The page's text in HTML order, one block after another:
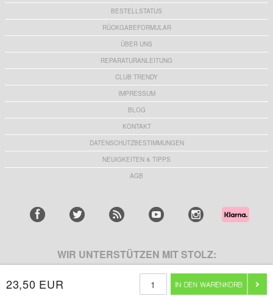
23,50 EUR
BESTELLSTATUS
RÜCKGABEFORMULAR
ÜBER UNS
REPARATURANLEITUNG
CLUB TRENDY
IMPRESSUM
BLOG
KONTAKT
DATENSCHUTZBESTIMMUNGEN
NEUIGKEITEN & TIPPS
AGB
WIR UNTERSTÜTZEN MIT STOLZ: